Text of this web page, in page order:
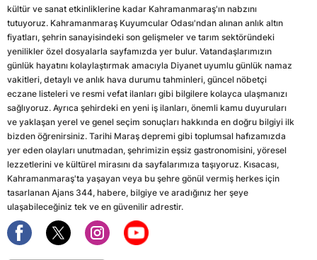
kültür ve sanat etkinliklerine kadar Kahramanmaraş'ın nabzını
tutuyoruz. Kahramanmaraş Kuyumcular Odası'ndan alınan anlık altın
fiyatları, şehrin sanayisindeki son gelişmeler ve tarım sektöründeki
yenilikler özel dosyalarla sayfamızda yer bulur. Vatandaşlarımızın
günlük hayatını kolaylaştırmak amacıyla Diyanet uyumlu günlük namaz
vakitleri, detaylı ve anlık hava durumu tahminleri, güncel nöbetçi
eczane listeleri ve resmi vefat ilanları gibi bilgilere kolayca ulaşmanızı
sağlıyoruz. Ayrıca şehirdeki en yeni iş ilanları, önemli kamu duyuruları
ve yaklaşan yerel ve genel seçim sonuçları hakkında en doğru bilgiyi ilk
bizden öğrenirsiniz. Tarihi Maraş depremi gibi toplumsal hafızamızda
yer eden olayları unutmadan, şehrimizin eşsiz gastronomisini, yöresel
lezzetlerini ve kültürel mirasını da sayfalarımıza taşıyoruz. Kısacası,
Kahramanmaraş'ta yaşayan veya bu şehre gönül vermiş herkes için
tasarlanan Ajans 344, habere, bilgiye ve aradığınız her şeye
ulaşabileceğiniz tek ve en güvenilir adrestir.